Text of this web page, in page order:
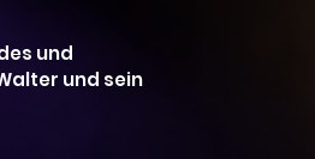
und
und sein